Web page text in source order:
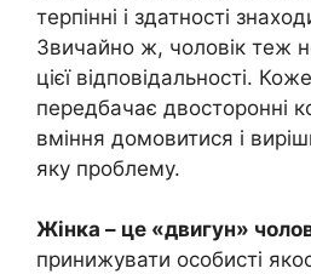
терпінні і здатності
Звичайно ж, чоловік теж
цієї відповідальності.
передбачає двосторонні
вміння домовитися і
яку проблему.
Жінка – це «двигун»
принижувати особисті